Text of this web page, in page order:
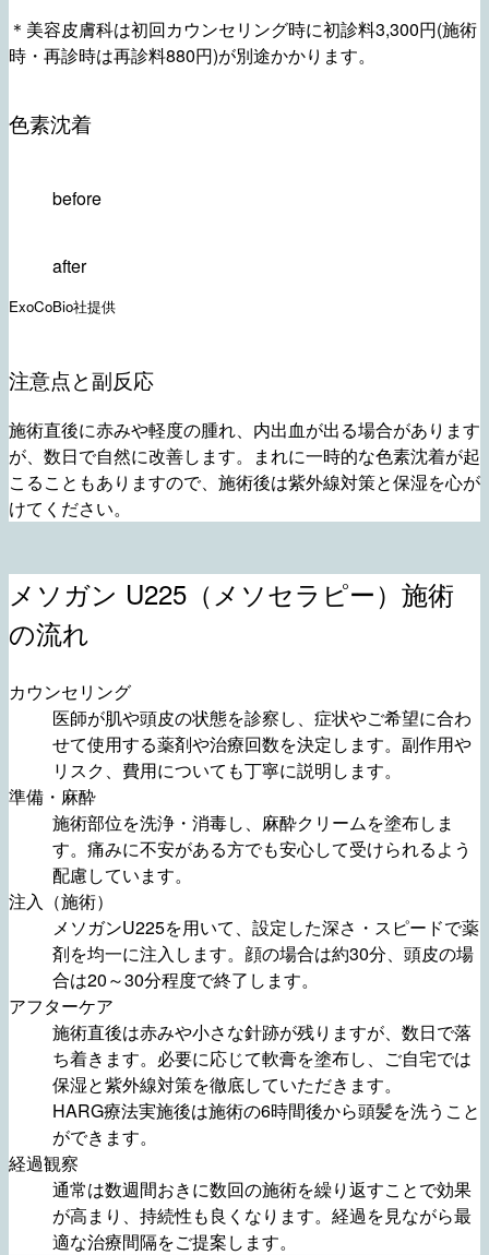
＊美容皮膚科は初回カウンセリング時に初診料3,300円(施術
時・再診時は再診料880円)が別途かかります。
色素沈着
before
after
ExoCoBio社提供
注意点と副反応
施術直後に赤みや軽度の腫れ、内出血が出る場合があります
が、数日で自然に改善します。まれに一時的な色素沈着が起
こることもありますので、施術後は紫外線対策と保湿を心が
けてください。
メソガン U225（メソセラピー）施術
の流れ
カウンセリング
医師が肌や頭皮の状態を診察し、症状やご希望に合わ
せて使用する薬剤や治療回数を決定します。副作用や
リスク、費用についても丁寧に説明します。
準備・麻酔
施術部位を洗浄・消毒し、麻酔クリームを塗布しま
す。痛みに不安がある方でも安心して受けられるよう
配慮しています。
注入（施術）
メソガンU225を用いて、設定した深さ・スピードで薬
剤を均一に注入します。顔の場合は約30分、頭皮の場
合は20～30分程度で終了します。
アフターケア
施術直後は赤みや小さな針跡が残りますが、数日で落
ち着きます。必要に応じて軟膏を塗布し、ご自宅では
保湿と紫外線対策を徹底していただきます。
HARG療法実施後は施術の6時間後から頭髪を洗うこと
ができます。
経過観察
通常は数週間おきに数回の施術を繰り返すことで効果
が高まり、持続性も良くなります。経過を見ながら最
適な治療間隔をご提案します。